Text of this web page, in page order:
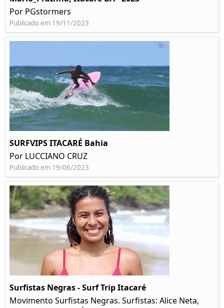
Por PGstormers
Publicado em 19/11/2023
SURFVIPS ITACARÉ Bahia
Por LUCCIANO CRUZ
Publicado em 19/06/2023
Surfistas Negras - Surf Trip Itacaré
Movimento Surfistas Negras. Surfistas: Alice Neta,